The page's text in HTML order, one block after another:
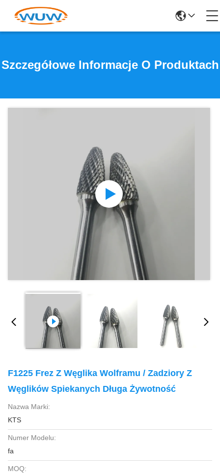
Szczegółowe Informacje O Produktach
F1225 Frez Z Węglika Wolframu / Zadziory Z
Węglików Spiekanych Długa Żywotność
Nazwa Marki:
KTS
Numer Modelu:
fa
MOQ: